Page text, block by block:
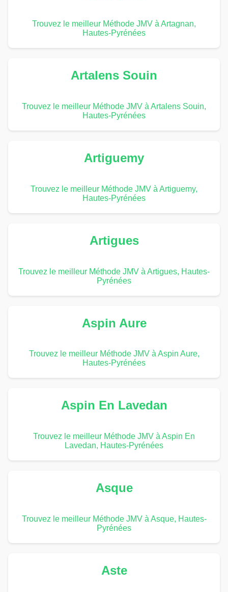
Trouvez le meilleur Méthode JMV à Artagnan,
Hautes-Pyrénées
Artalens Souin
Trouvez le meilleur Méthode JMV à Artalens Souin,
Hautes-Pyrénées
Artiguemy
Trouvez le meilleur Méthode JMV à Artiguemy,
Hautes-Pyrénées
Artigues
Trouvez le meilleur Méthode JMV à Artigues, Hautes-
Pyrénées
Aspin Aure
Trouvez le meilleur Méthode JMV à Aspin Aure,
Hautes-Pyrénées
Aspin En Lavedan
Trouvez le meilleur Méthode JMV à Aspin En
Lavedan, Hautes-Pyrénées
Asque
Trouvez le meilleur Méthode JMV à Asque, Hautes-
Pyrénées
Aste